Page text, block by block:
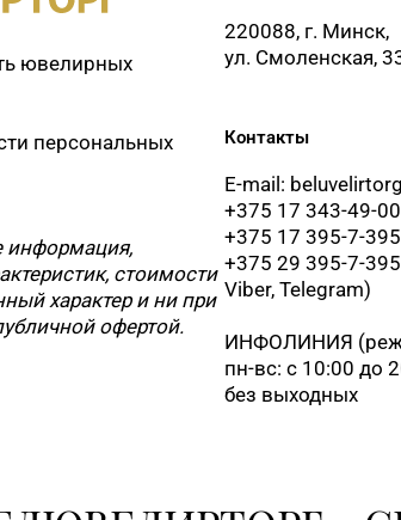
ювелирных
персональных
информация,
стоимости
характер и ни при
офертой.
220088, г. Минск,
ул. Смоленская,
Контакты
E-mail:
+375 17 343-49-
+375 17 395-7-395
+375 29 395-7-
Viber, Telegram)
ИНФОЛИНИЯ
пн-вс: с 10:00 до
без выходных